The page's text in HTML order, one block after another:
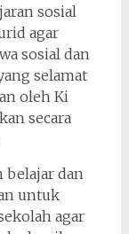
sosial
agar
sosial dan
selamat
oleh Ki
secara
dan
untuk
agar